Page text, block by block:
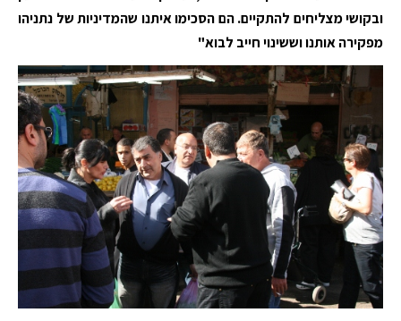
ובקושי מצליחים להתקיים. הם הסכימו איתנו שהמדיניות של נתניהו
מפקירה אותנו וששינוי חייב לבוא"